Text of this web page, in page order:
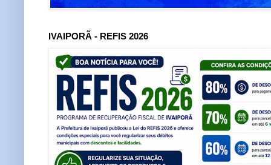
IVAIPORÃ - REFIS 2026